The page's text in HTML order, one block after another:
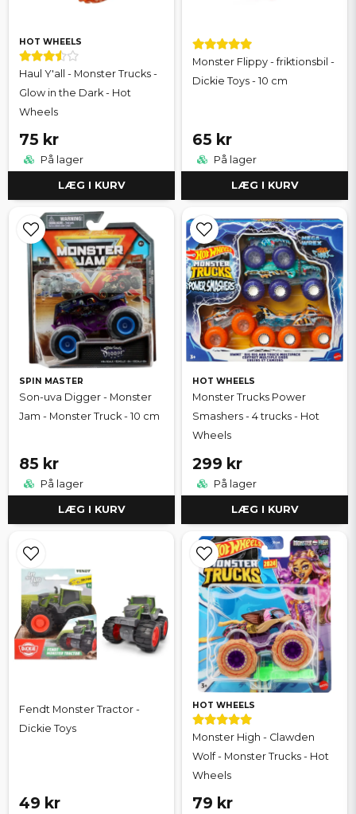
HOT WHEELS
Haul Y'all - Monster Trucks -
Glow in the Dark - Hot
Wheels
75 kr
På lager
LÆG I KURV
Monster Flippy - friktionsbil -
Dickie Toys - 10 cm
65 kr
På lager
LÆG I KURV
SPIN MASTER
Son-uva Digger - Monster
Jam - Monster Truck - 10 cm
85 kr
På lager
LÆG I KURV
HOT WHEELS
Monster Trucks Power
Smashers - 4 trucks - Hot
Wheels
299 kr
På lager
LÆG I KURV
Fendt Monster Tractor -
Dickie Toys
49 kr
HOT WHEELS
Monster High - Clawden
Wolf - Monster Trucks - Hot
Wheels
79 kr